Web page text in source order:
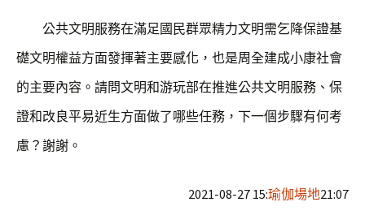
公共文明服務在滿足國民群眾精力文明需乞降保證基
礎文明權益方面發揮著主要感化，也是周全建成小康社會
的主要內容。請問文明和游玩部在推進公共文明服務、保
證和改良平易近生方面做了哪些任務，下一個步驟有何考
慮？謝謝。
2021-08-27 15:瑜伽場地21:07